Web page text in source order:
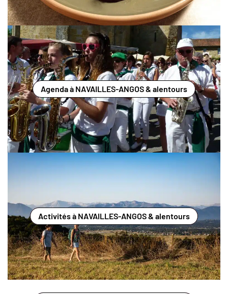
Agenda à NAVAILLES-ANGOS & alentours
Activités à NAVAILLES-ANGOS & alentours